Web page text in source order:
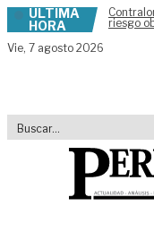
Skip to content
ÚLTIMA
HORA
riesgo
Vie, 7 agosto 2026